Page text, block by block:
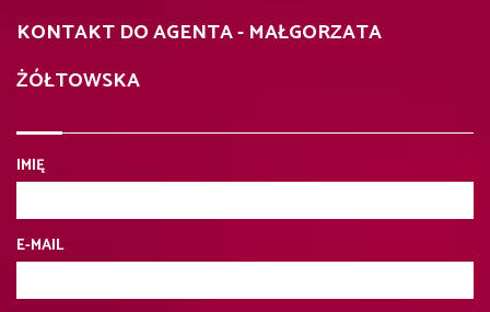
KONTAKT DO AGENTA - MAŁGORZATA
ŻÓŁTOWSKA
IMIĘ
E-MAIL